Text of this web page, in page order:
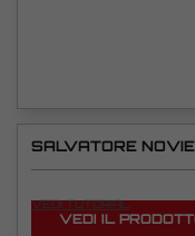
SALVATORE
VEDI TUTORIAL
VEDI IL